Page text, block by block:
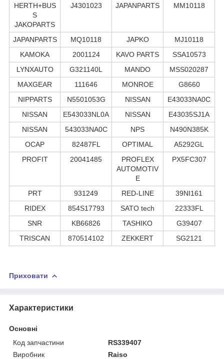
HERTH+BUS
S
JAKOPARTS
J4301023 JAPANPARTS MM10118
JAPANPARTS MQ10118 JAPKO
MJ10118
KAMOKA
2001124 KAVO PARTS
SSA10573
LYNXAUTO
G321140L MANDO
MSS020287
MAXGEAR
111646 MONROE
G8660
NIPPARTS
N5501053G NISSAN
E43033NA0C
NISSAN
E543033NL0A NISSAN
E43035SJ1A
NISSAN
543033NA0C NPS
N490N385K
OCAP
82487FL OPTIMAL
A5292GL
PROFIT
20041485
PROFLEX
AUTOMOTIV
E
PX5FC307
PRT 931249 RED-LINE
39NI161
RIDEX
854S17793 SATO tech
22333FL
SNR
KB66826 TASHIKO
G39407
TRISCAN
870514102 ZEKKERT SG2121
Приховати
Характеристики
Основні
Код запчастини
RS339407
Виробник
Raiso